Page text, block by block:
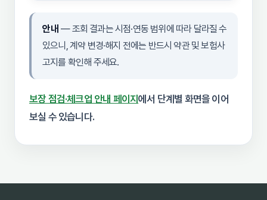
안내 — 조회 결과는 시점·연동 범위에 따라 달라질 수
있으니, 계약 변경·해지 전에는 반드시 약관 및 보험사
고지를 확인해 주세요.
보장 점검·체크업 안내 페이지에서 단계별 화면을 이어
보실 수 있습니다.